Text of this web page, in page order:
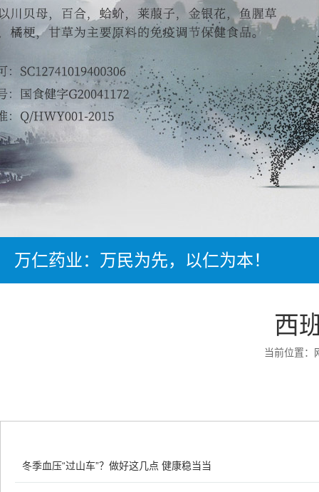
万仁药业：万民为先，以仁为本！
西
当前位置：
冬季血压“过山车”？做好这几点 健康稳当当